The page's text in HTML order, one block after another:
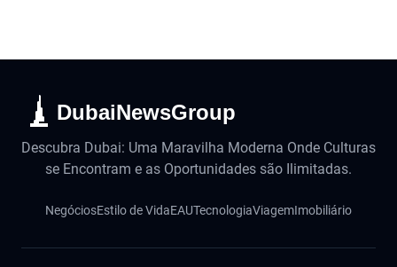
DubaiNewsGroup
Descubra Dubai: Uma Maravilha Moderna Onde Culturas
se Encontram e as Oportunidades são Ilimitadas.
NegóciosEstilo de VidaEAUTecnologiaViagemImobiliário